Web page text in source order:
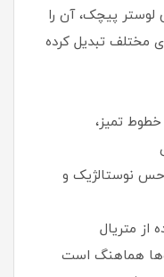
پیچک، آن را
مختلف تبدیل کرده
تمیز،
نوستالژیک و
از متریال
هماهنگ است